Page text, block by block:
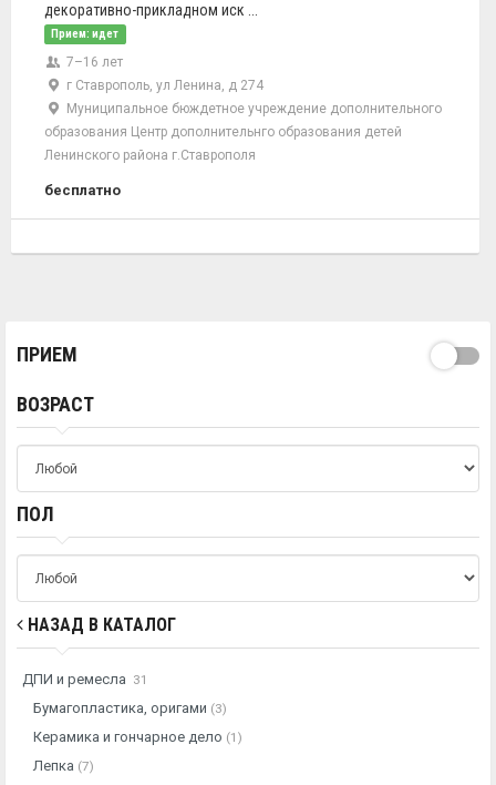
декоративно-прикладном иск ...
Прием: идет
7–16 лет
г Ставрополь, ул Ленина, д 274
Муниципальное бюждетное учреждение дополнительного
образования Центр дополнительнго образования детей
Ленинского района г.Ставрополя
бесплатно
ПРИЕМ
ВОЗРАСТ
ПОЛ
НАЗАД В КАТАЛОГ
ДПИ и ремесла 31
Бумагопластика, оригами (3)
Керамика и гончарное дело (1)
Лепка (7)